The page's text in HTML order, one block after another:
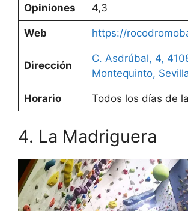
Opiniones 4,3
Web https://
Dirección
C. Asdrúbal, 4,
Montequinto,
Horario Todos los días de
4. La Madriguera